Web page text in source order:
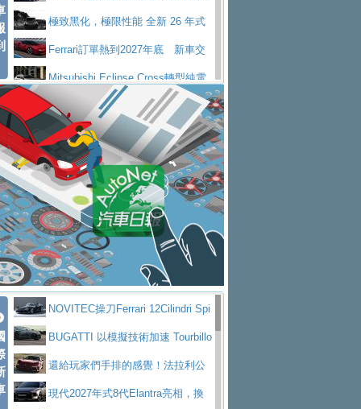
ptain Seat
EV
技的座駕! Ford Territory中型油電休旅
SO Super Great今日在台登場，結合先進安
全輔助科技
ntis四品牌經銷權，全新多品牌旗艦展示中
心開幕啟用
屏東特搜大隊再添新利器 SITRAK
救助器材車買氣不衰、SUZUKI經銷商勇於開啟
全新大店，新北都鈴木占地500坪土城旗艦
展示中心開幕
2025第七屆ISUZU運轉職人挑戰賽
熱血登場 展現極致車技與專業職人精神
H2GP世界總決賽圓滿落幕 台灣團
隊表現精彩淨零減碳指標性應用 純電動水泥預
拌車 消防車除了滅火裝備還需要什麼？
一探SITRAK “準” 消防車的究竟
大益金龍初試啼聲，汽柴油5噸貨車
不是對手正宗年鑑2025年全球自動車年鑑1月
下旬問世！2024第六屆ISUZU運轉職人挑戰賽
首度前進南台灣熱烈開戰
豪華電能休旅新星 Audi Q4 Sportba
ck 55 e-tron S lineScania Taiwan 逆風而行，加深力
道投資布局
場 續航最高657公里、支援320kW快充
極致黑化，極限性能 全新 26 年式
DEFENDER OCTA BLACK 限量登台
Ferrari訂單熱到2027年底 新車交
付至少得等一年以上
Mitsubishi Eclipse Cross轉型純電
休旅 87kWh電池續航超過600公里
全新BMW 318i Touring豪華旅行車
全台限量200台 進化現型
不等零關稅的紅利，Jeep品牌今日
起展開首批車交車
Volvo EX60 即將叩關，靜肅性、底
盤與數位介面搶先揭露
Audi Q9 將於 2026 年底上市 旗艦
大型 SUV 鎖定七人座豪華市場
BMW攜手漫威電影【蜘蛛人：重生
日】 Skoda 發表全新 Peaq 內裝：七人
座純電旗艦 SUV，行李廂最大可達 935 公
升
全新純電 Mercedes-Benz C 400 4
MATIC Electric 登場
奢華與科技大躍進，MAZDA全新3
代CX-5全方位進化提前亮相並展開預售94.9
萬起
馬自達公布 2027 年式 MX-5 更
新，新增 Yakudo 特別版
Skoda Peaq 發表全新電動動力系
統 最長續航逾 640 公里、支援雙向供電
BMW M2 首度導入 xDrive 四驅，
NOVITEC操刀Ferrari 12Cilindri Spi
der 碳纖維空力、鍛造輪圈與Inconel排氣
上身
BUGATTI 以模擬技術加速 Tourbillo
n 動態開發還給玩家們手排的感覺！法拉利公
布12Cilidri Manaule手排超跑產品細節
現代2027年式8代Elantra亮相，換